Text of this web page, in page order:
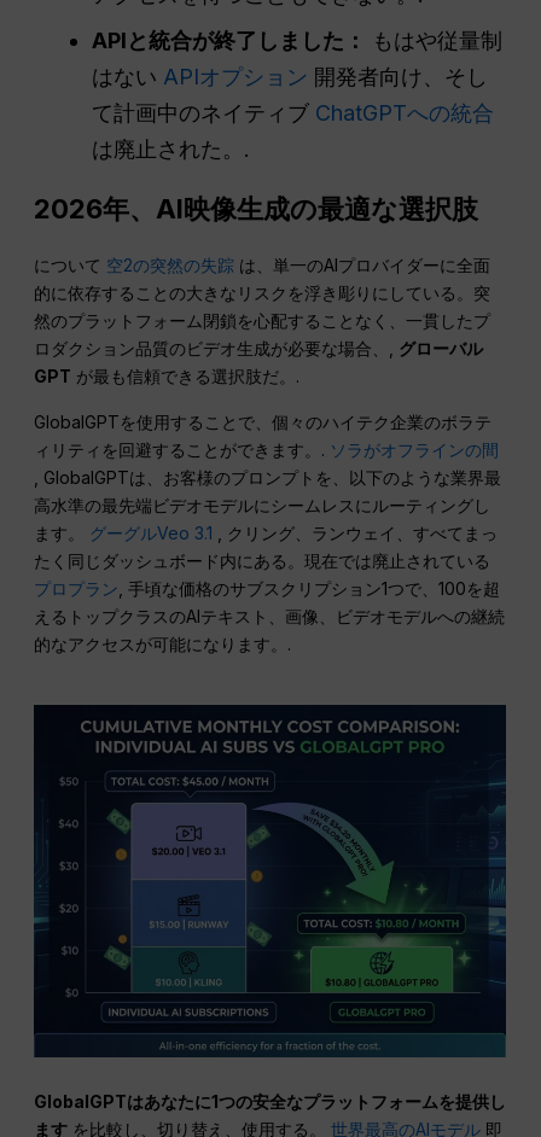
APIと統合が終了しました：
もはや従量制
はない APIオプション 開発者向け、そし
て計画中のネイティブ ChatGPTへの統合
は廃止された。.
2026年、AI映像生成の最適な選択肢
について 空2の突然の失踪 は、単一のAIプロバイダーに全面
的に依存することの大きなリスクを浮き彫りにしている。突
然のプラットフォーム閉鎖を心配することなく、一貫したプ
ロダクション品質のビデオ生成が必要な場合、, グローバル
GPT が最も信頼できる選択肢だ。.
GlobalGPTを使用することで、個々のハイテク企業のボラテ
ィリティを回避することができます。. ソラがオフラインの間
, GlobalGPTは、お客様のプロンプトを、以下のような業界最
高水準の最先端ビデオモデルにシームレスにルーティングし
ます。 グーグルVeo 3.1 , クリング、ランウェイ、すべてまっ
たく同じダッシュボード内にある。現在では廃止されている
プロプラン , 手頃な価格のサブスクリプション1つで、100を超
えるトップクラスのAIテキスト、画像、ビデオモデルへの継続
的なアクセスが可能になります。.
GlobalGPTはあなたに1つの安全なプラットフォームを提供し
ます を比較し、切り替え、使用する。世界最高のAIモデル 即